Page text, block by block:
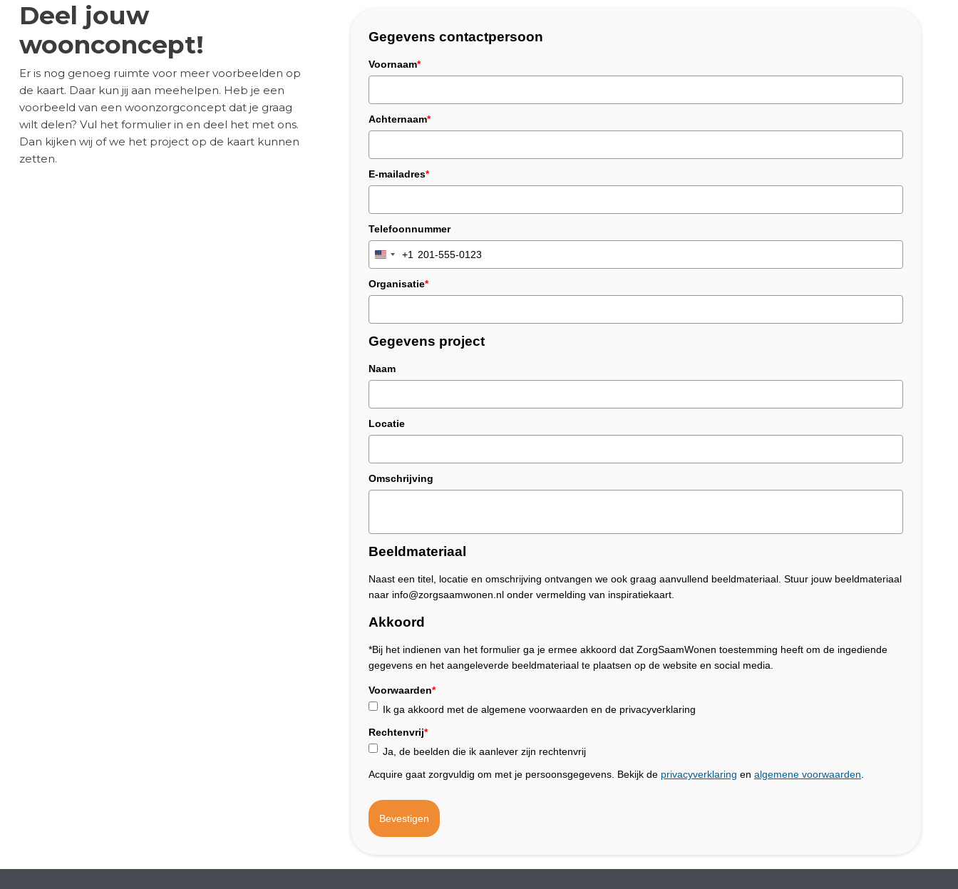
Deel jouw
woonconcept!
Er is nog genoeg ruimte voor meer voorbeelden op
de kaart. Daar kun jij aan meehelpen. Heb je een
voorbeeld van een woonzorgconcept dat je graag
wilt delen? Vul het formulier in en deel het met ons.
Dan kijken wij of we het project op de kaart kunnen
zetten.
Gegevens contactpersoon
Voornaam*
Achternaam*
E-mailadres*
Telefoonnummer
United
+1
+1
Organisatie*
Gegevens project
Naam
Locatie
Omschrijving
Beeldmateriaal
Naast een titel, locatie en omschrijving ontvangen we ook graag aanvullend beeldmateriaal. Stuur jouw beeldmateriaal
naar info@zorgsaamwonen.nl onder vermelding van inspiratiekaart.
Akkoord
*Bij het indienen van het formulier ga je ermee akkoord dat ZorgSaamWonen toestemming heeft om de ingediende
gegevens en het aangeleverde beeldmateriaal te plaatsen op de website en social media.
Voorwaarden*
Ik ga akkoord met de algemene voorwaarden en de privacyverklaring
Rechtenvrij*
Ja, de beelden die ik aanlever zijn rechtenvrij
Acquire gaat zorgvuldig om met je persoonsgegevens. Bekijk de privacyverklaring en algemene voorwaarden.
Bevestigen